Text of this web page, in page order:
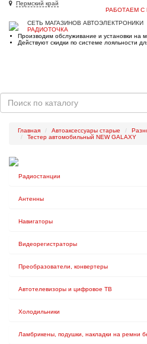
Пермский край
РАБОТАЕМ С
СЕТЬ МАГАЗИНОВ АВТОЭЛЕКТРОНИКИ
РАДИОТОЧКА
Производим обслуживание и установки на
Действуют скидки по системе лояльности
Главная Автоаксессуары старые
Тестер автомобильный NEW GALAXY
Радиостанции
Антенны
Навигаторы
Видеорегистраторы
Преобразователи, конвертеры
Автотелевизоры и цифровое ТВ
Холодильники
Ламбрикены, подушки, накладки на ремни